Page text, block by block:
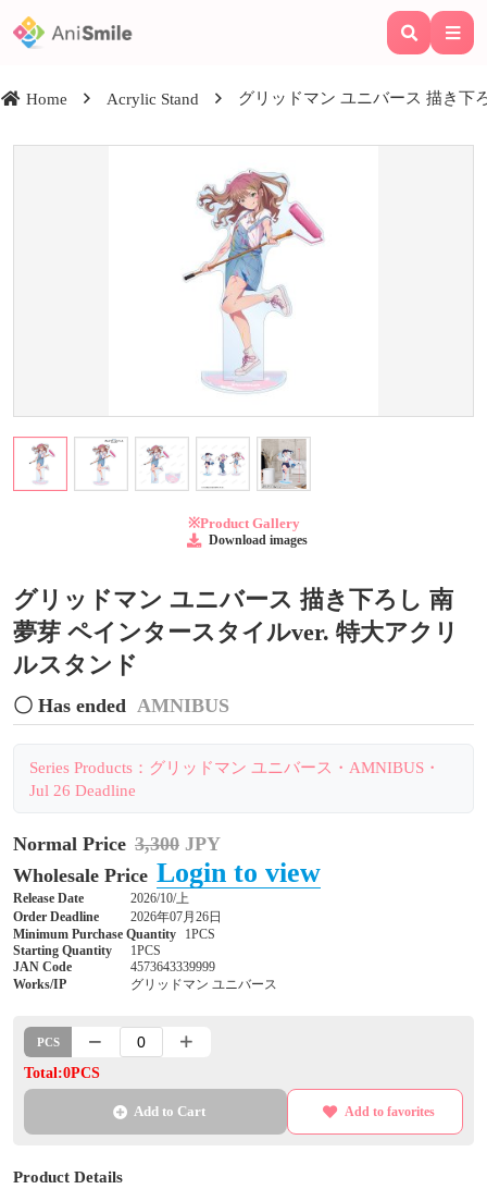
Home Acrylic Stand グリッドマン ユニバース 描き下
※Product Gallery
Download images
グリッドマン ユニバース 描き下ろし 南
夢芽 ペインタースタイルver. 特大アクリ
ルスタンド
〇 Has ended AMNIBUS
Series Products：グリッドマン ユニバース・AMNIBUS・
Jul 26 Deadline
Normal Price 3,300 JPY
Wholesale Price Login to view
Release Date
2026/10/上
Order Deadline
2026年07月26日
Minimum Purchase Quantity
1PCS
Starting Quantity
1PCS
JAN Code
4573643339999
Works/IP
グリッドマン ユニバース
PCS
Total:0PCS
Add to Cart Add to favorites
Product Details